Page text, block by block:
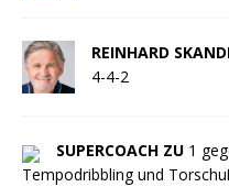
REINHARD
4-4-2
SUPERCOACH ZU 1
Tempodribbling und